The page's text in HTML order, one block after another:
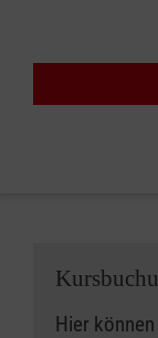
Hier